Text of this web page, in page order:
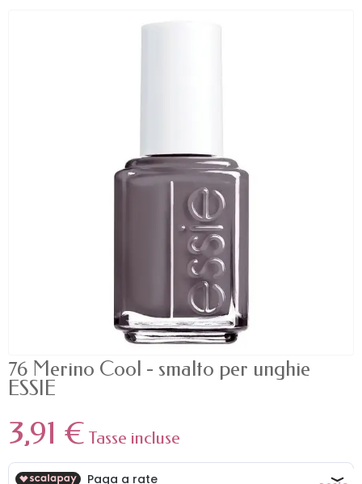
76 Merino Cool - smalto per unghie
ESSIE
3,91 € Tasse incluse